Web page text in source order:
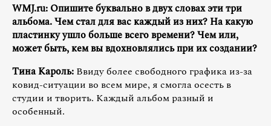
WMJ.ru: Опишите буквально в двух словах эти три
альбома. Чем стал для вас каждый из них? На какую
пластинку ушло больше всего времени? Чем или,
может быть, кем вы вдохновлялись при их создании?
Тина Кароль: Ввиду более свободного графика из-за
ковид-ситуации во всем мире, я смогла осесть в
студии и творить. Каждый альбом разный и
особенный.